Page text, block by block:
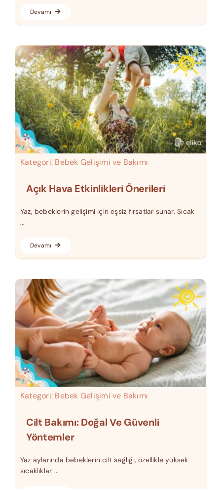
Devamı
Kategori: Bebek Gelişimi ve Bakımı
Açık Hava Etkinlikleri Önerileri
Yaz, bebeklerin gelişimi için eşsiz fırsatlar sunar. Sıcak
...
Devamı
Kategori: Bebek Gelişimi ve Bakımı
Cilt Bakımı: Doğal Ve Güvenli
Yöntemler
Yaz aylarında bebeklerin cilt sağlığı, özellikle yüksek
sıcaklıklar ...